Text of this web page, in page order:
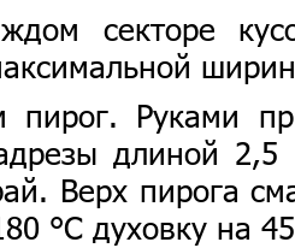
секторе
пирог. Руками
длиной
Верх пирога
°С духовку на